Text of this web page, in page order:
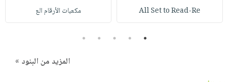
All Set to Read-Re مكعبات الأرقام الع
1
2
3
4
5
المزيد من البنود »